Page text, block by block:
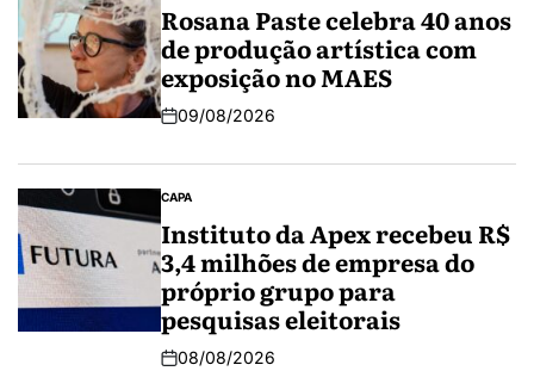
Rosana Paste celebra 40 anos
de produção artística com
exposição no MAES
09/08/2026
CAPA
Instituto da Apex recebeu R$
3,4 milhões de empresa do
próprio grupo para
pesquisas eleitorais
08/08/2026